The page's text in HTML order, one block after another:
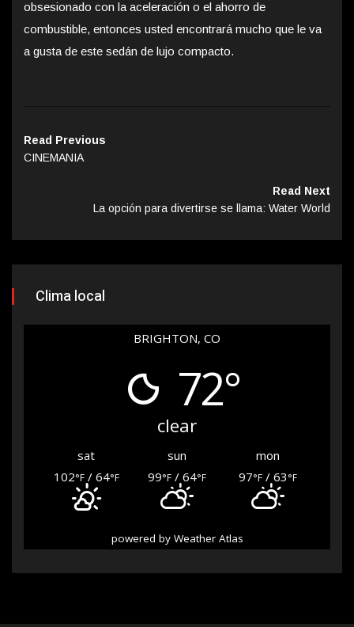
obsesionado con la aceleración o el ahorro de
combustible, entonces usted encontrará mucho que le va
a gusta de este sedán de lujo compacto.
Read Previous
CINEMANIA
Read Next
La opción para divertirse se llama: Water World
Clima local
BRIGHTON, CO
72°
clear
sat sun
mon
102°F/ 64°F 99°F/ 64°F 97°F/ 63°F
powered by Weather Atlas